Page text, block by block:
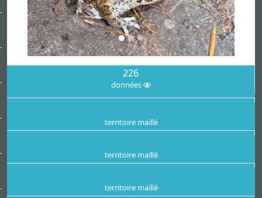
226
données
territoire maillé
territoire maillé
territoire maillé